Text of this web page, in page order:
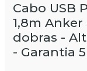
Cabo USB
1,8m
dobras -
- Garantia